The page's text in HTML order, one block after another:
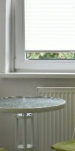
250,-.